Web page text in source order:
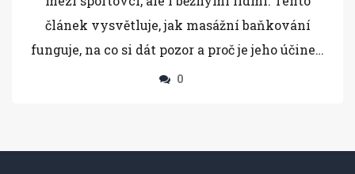
článek vysvětluje, jak masážní baňkování
funguje, na co si dát pozor a proč je jeho účinek
tolik vychvalovaný. Prakticky poradím, jak
praktické tipy, jak na masáž doma i kdy raději
0